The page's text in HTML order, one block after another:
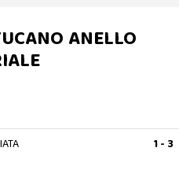
ANELLO
1 - 3